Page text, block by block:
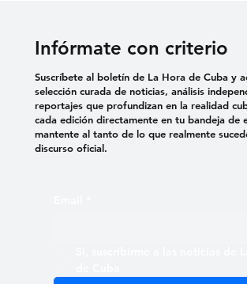
Infórmate con criterio
Suscríbete al boletín de La Hora de Cuba y
selección curada de noticias, análisis
reportajes que profundizan en la realidad
cada edición directamente en tu bandeja de
mantente al tanto de lo que realmente
discurso oficial.